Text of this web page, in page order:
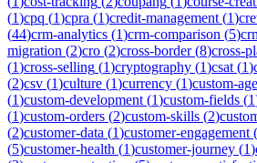
(1)cpq (1)cpra (1)credit-management (1)
(44)crm-analytics (1)crm-comparison (5)
migration (2)cro (2)cross-border(8)cross-
(1)cross-selling (1)cryptography (1)csat (1)
(2)csv (1)culture (1)currency (1)custom-
(1)custom-development (1)custom-fields (1
(1)custom-orders (2)custom-skills (2)
(2)customer-data (1)customer-engagement (
(5)customer-health (1)customer-journey (1)